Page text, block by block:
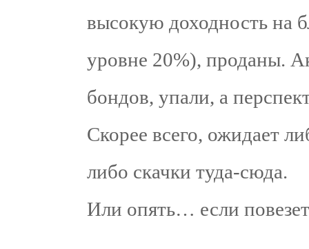
высокую доходность на
уровне 20%), проданы.
бондов, упали, а
Скорее всего, ожидает
либо скачки туда-сюда.
Или опять… если